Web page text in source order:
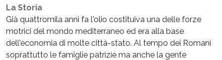
La Storia
Già quattromila anni fa l'olio costituiva una delle forze
motrici del mondo mediterraneo ed era alla base
dell'economia di molte città-stato. Al tempo dei Romani
soprattutto le famiglie patrizie ma anche la gente